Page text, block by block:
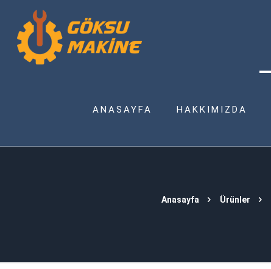
ANASAYFA HAKKIMIZDA
Anasayfa Ürünler